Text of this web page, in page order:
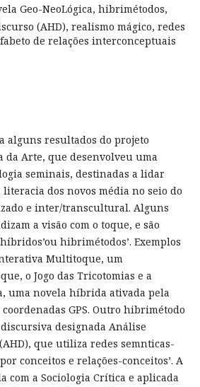
Geo-NeoLógica, hibrimétodos,
(AHD), realismo mágico, redes
de relações interconceptuais
alguns resultados do projeto
da Arte, que desenvolveu uma
seminais, destinadas a lidar
dos novos média no seio do
e inter/transcultural. Alguns
a visão com o toque, e são
hibrimétodos’. Exemplos
Multitoque, um
o Jogo das Tricotomias e a
uma novela híbrida ativada pela
GPS. Outro hibrimétodo
designada Análise
que utiliza redes semnticas-
conceitos e relações-conceitos’. A
com a Sociologia Crítica e aplicada